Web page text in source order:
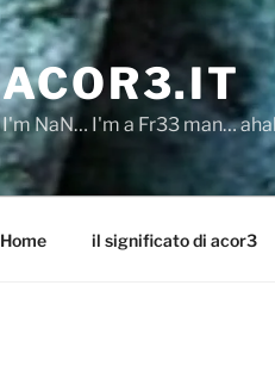
ACOR3.IT
I'm NaN… I'm a Fr33 man…
Home il significato di acor3